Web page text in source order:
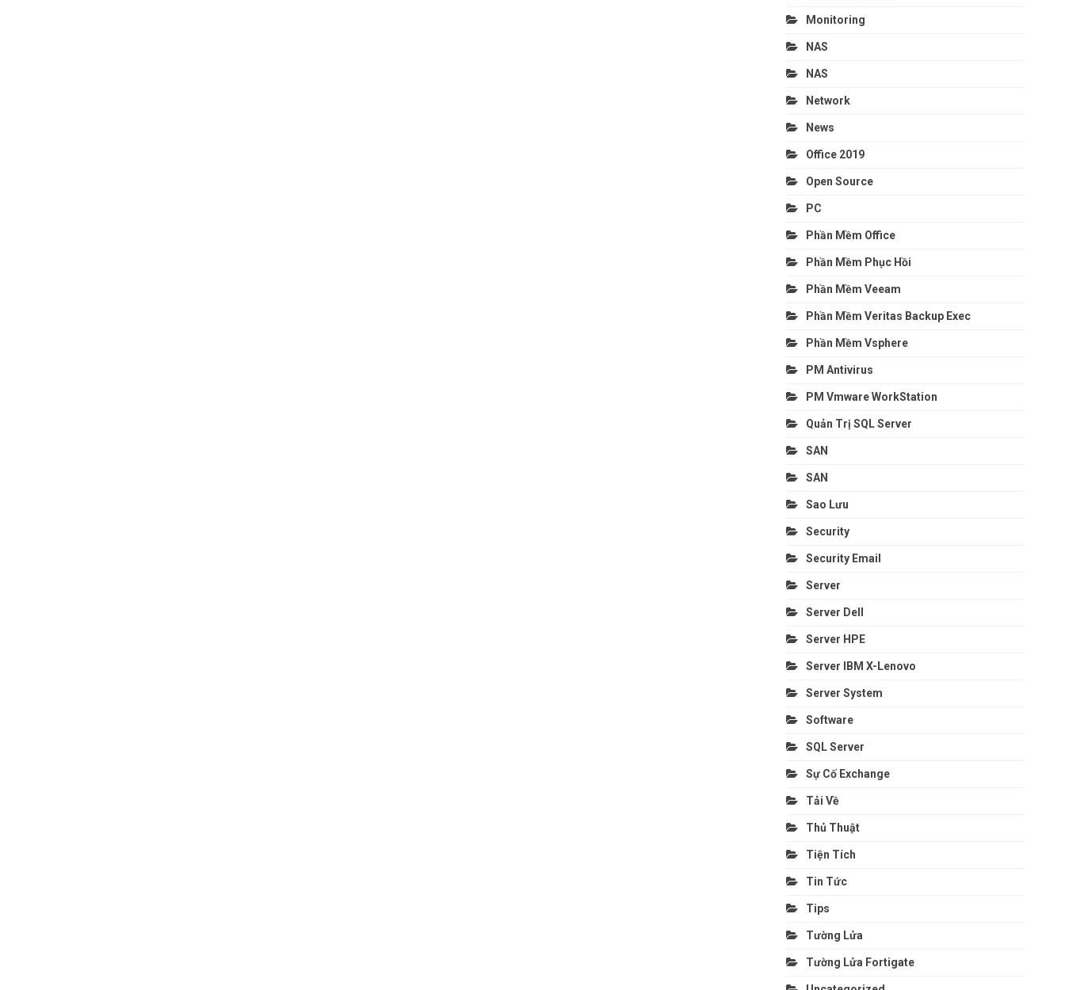
Monitoring
NAS
NAS
Network
News
Office 2019
Open Source
PC
Phần Mềm Office
Phần Mềm Phục Hồi
Phần Mềm Veeam
Phần Mềm Veritas Backup Exec
Phần Mềm Vsphere
PM Antivirus
PM Vmware WorkStation
Quản Trị SQL Server
SAN
SAN
Sao Lưu
Security
Security Email
Server
Server Dell
Server HPE
Server IBM X-Lenovo
Server System
Software
SQL Server
Sự Cố Exchange
Tải Về
Thủ Thuật
Tiện Tích
Tin Tức
Tips
Tường Lửa
Tường Lửa Fortigate